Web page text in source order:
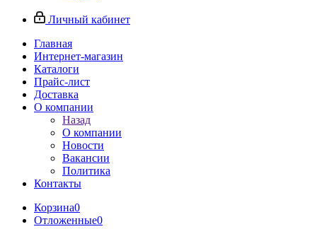
Личный кабинет
Главная
Интернет-магазин
Каталоги
Прайс-лист
Доставка
О компании
Назад
О компании
Новости
Вакансии
Политика
Контакты
Корзина0
Отложенные0